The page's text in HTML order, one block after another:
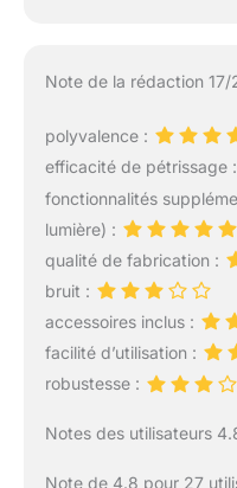
Note de la rédaction 17/
polyvalence :
efficacité de pétrissage :
fonctionnalités
lumière) :
qualité de fabrication :
bruit :
accessoires inclus :
facilité d’utilisation :
robustesse :
Notes des utilisateurs
Note de 4.8 pour 27